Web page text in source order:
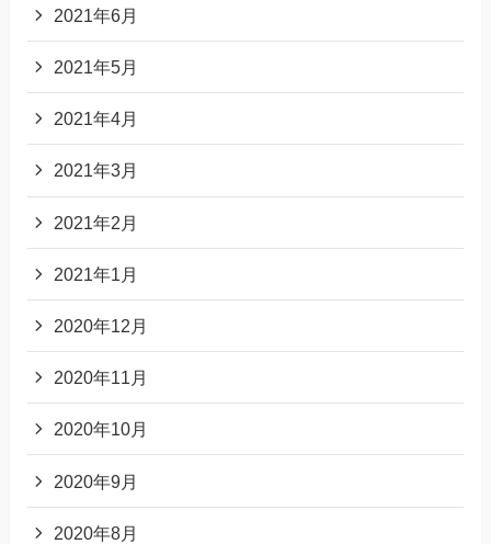
2021年6月
2021年5月
2021年4月
2021年3月
2021年2月
2021年1月
2020年12月
2020年11月
2020年10月
2020年9月
2020年8月